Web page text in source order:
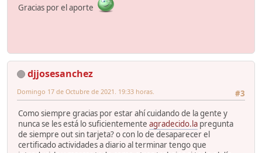
Gracias por el aporte
djjosesanchez
#3
Domingo 17 de Octubre de 2021. 19:33 horas.
Como siempre gracias por estar ahí cuidando de la gente y
nunca se les está lo suficientemente agradecido.la pregunta
de siempre out sin tarjeta? o con lo de desaparecer el
certificado actividades a diario al terminar tengo que